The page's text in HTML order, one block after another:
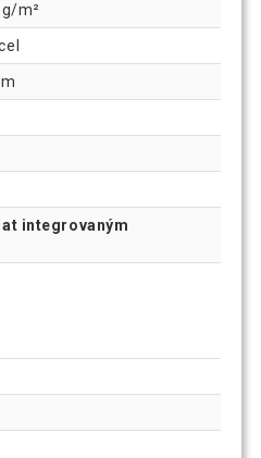
m²
integrovaným